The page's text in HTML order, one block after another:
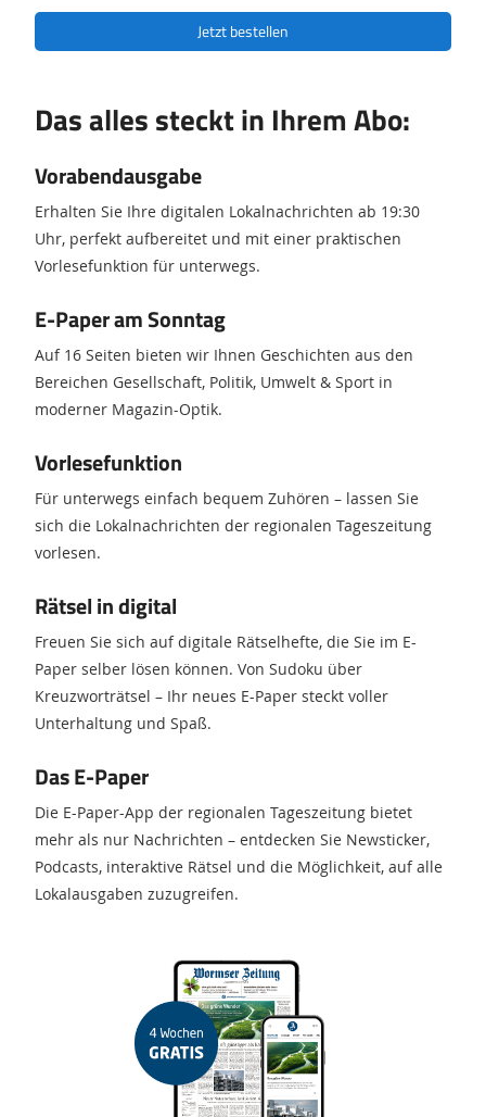
Jetzt bestellen
Das alles steckt in Ihrem Abo:
Vorabendausgabe
Erhalten Sie Ihre digitalen Lokalnachrichten ab 19:30
Uhr, perfekt aufbereitet und mit einer praktischen
Vorlesefunktion für unterwegs.
E-Paper am Sonntag
Auf 16 Seiten bieten wir Ihnen Geschichten aus den
Bereichen Gesellschaft, Politik, Umwelt & Sport in
moderner Magazin-Optik.
Vorlesefunktion
Für unterwegs einfach bequem Zuhören – lassen Sie
sich die Lokalnachrichten der regionalen Tageszeitung
vorlesen.
Rätsel in digital
Freuen Sie sich auf digitale Rätselhefte, die Sie im E-
Paper selber lösen können. Von Sudoku über
Kreuzworträtsel – Ihr neues E-Paper steckt voller
Unterhaltung und Spaß.
Das E-Paper
Die E-Paper-App der regionalen Tageszeitung bietet
mehr als nur Nachrichten – entdecken Sie Newsticker,
Podcasts, interaktive Rätsel und die Möglichkeit, auf alle
Lokalausgaben zuzugreifen.